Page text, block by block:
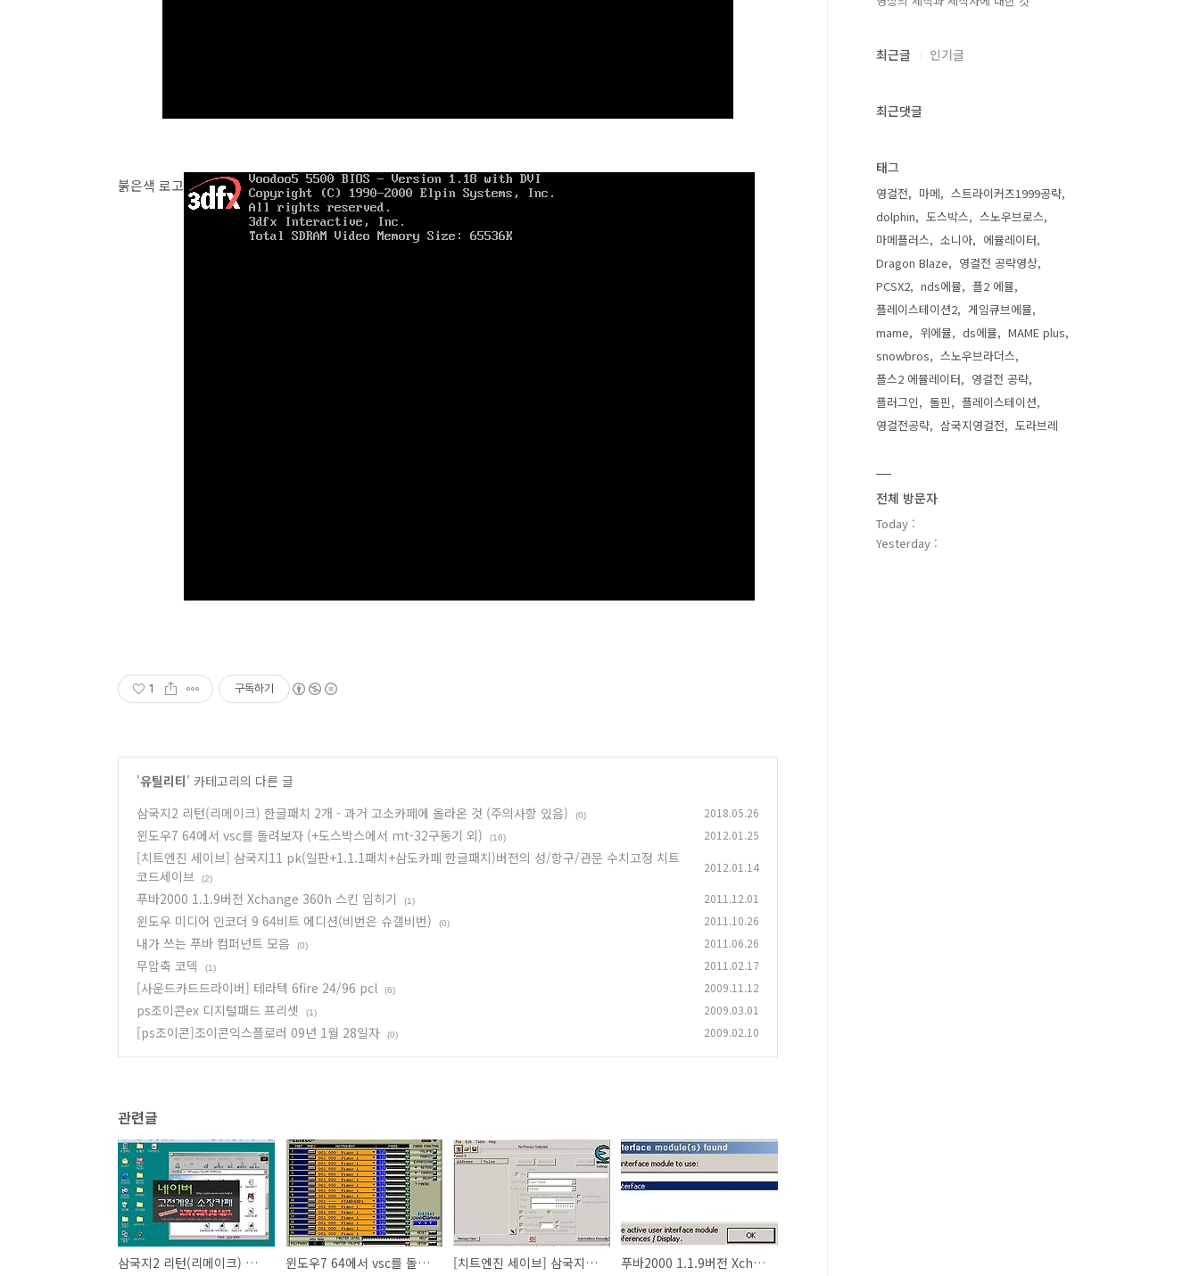
붉은색 로고
1 구독하기
'유틸리티' 카테고리의 다른 글
삼국지2 리턴(리메이크) 한글패치 2개 - 과거 고소카페에 올라온 것 (주의사항 있음)
(0) 2018.05.26
윈도우7 64에서 vsc를 돌려보자 (+도스박스에서 mt-32구동기 외) (16) 2012.01.25
[치트엔진 세이브] 삼국지11 pk(일판+1.1.1패치+삼도카페 한글패치)버전의 성/항구/관문 수치고정 치트
코드세이브
(2)
2012.01.14
푸바2000 1.1.9버전 Xchange 360h 스킨 입히기 (1) 2011.12.01
윈도우 미디어 인코더 9 64비트 에디션(비번은 슈갤비번) (0) 2011.10.26
내가 쓰는 푸바 컴퍼넌트 모음 (0) 2011.06.26
무압축 코덱 (1) 2011.02.17
[사운드카드드라이버] 테라텍 6fire 24/96 pcl (6) 2009.11.12
ps조이콘ex 디지털패드 프리셋 (1) 2009.03.01
[ps조이콘]조이콘익스플로러 09년 1월 28일자 (0) 2009.02.10
관련글
삼국지2 리턴(리메이크) 한글패치 2개 - 과거 고소카페에 올라온 것 (주의사항 있음) 윈도우7 64에서 vsc를 돌려보자 (+도스박스에서 mt-32구동기 외) [치트엔진 세이브] 삼국지11 pk(일판+1.1.1패치+삼도카페 한글패치)버전의 성/항구/관문 수치고정 치트코드세이브 푸바2000 1.1.9버전 Xchange 360h 스킨 입히기
최근글 인기글
최근댓글
태그
영걸전 마메
스트라이커즈1999공략
dolphin
도스박스
스노우브로스
마메플러스
소니아
에뮬레이터
Dragon Blaze
영걸전 공략영상
PCSX2
nds에뮬
플2 에뮬
플레이스테이션2
게임큐브에뮬
mame
위에뮬 ds에뮬
MAME plus
snowbros
스노우브라더스
플스2 에뮬레이터
영걸전 공략
플러그인
돌핀
플레이스테이션
영걸전공략
삼국지영걸전 도라브레
전체 방문자
Today :
Yesterday :